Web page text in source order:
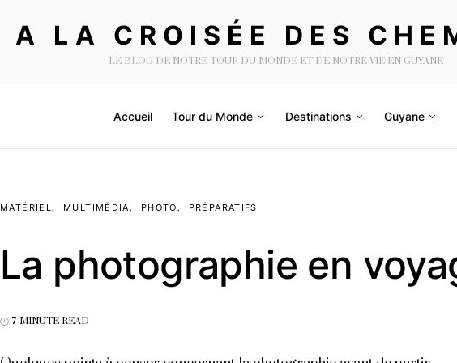
A LA CROISÉE DES
LE BLOG DE NOTRE TOUR DU MONDE ET DE NOTRE VIE EN GUYANE
Accueil Tour du Monde Destinations Guyane
MATÉRIEL MULTIMÉDIA PHOTO PRÉPARATIFS
La photographie en
7 MINUTE READ